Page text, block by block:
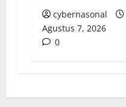
cybernasonal
Agustus 7, 2026
0